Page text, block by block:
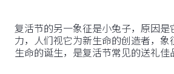
复活节的另一象征是小兔子，原因是
力，人们视它为新生命的创造者，
生命的诞生，是复活节常见的送礼佳